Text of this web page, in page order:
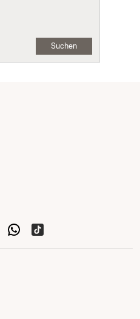
Suchen